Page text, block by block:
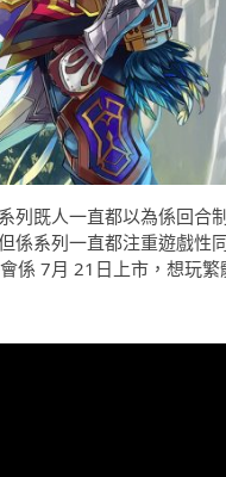
列既人一直都以為係回合
係系列一直都注重遊戲性
係 7月 21日上市，想玩